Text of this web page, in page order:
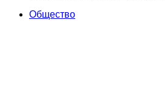
Общество